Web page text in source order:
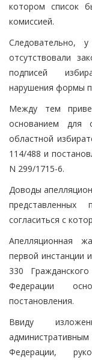
котором список
комиссией.
Следовательно,
отсутствовали
подписей
нарушения формы
Между тем
основанием для
областной
114/488 и
N 299/1715-6.
Доводы
представленных
согласиться с
Апелляционная
первой инстанции
330
Федерации
постановления.
Ввиду
Федерации,